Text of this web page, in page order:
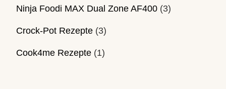
Ninja Foodi MAX Dual Zone AF400 (3)
Crock-Pot Rezepte (3)
Cook4me Rezepte (1)